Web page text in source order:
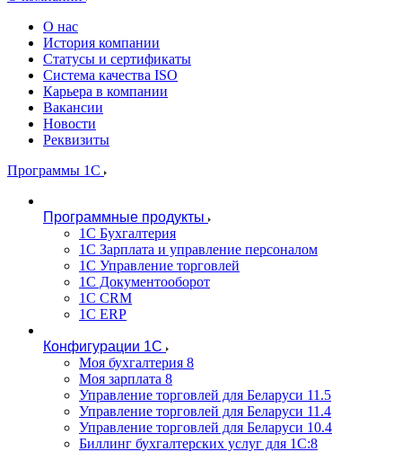
О нас
История компании
Статусы и сертификаты
Система качества ISO
Карьера в компании
Вакансии
Новости
Реквизиты
Программы 1С
Программные продукты
1С Бухгалтерия
1С Зарплата и управление персоналом
1С Управление торговлей
1С Документооборот
1С CRM
1С ERP
Конфигурации 1С
Моя бухгалтерия 8
Моя зарплата 8
Управление торговлей для Беларуси 11.5
Управление торговлей для Беларуси 11.4
Управление торговлей для Беларуси 10.4
Биллинг бухгалтерских услуг для 1С:8